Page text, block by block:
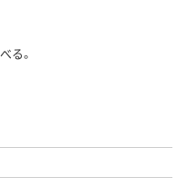
る。